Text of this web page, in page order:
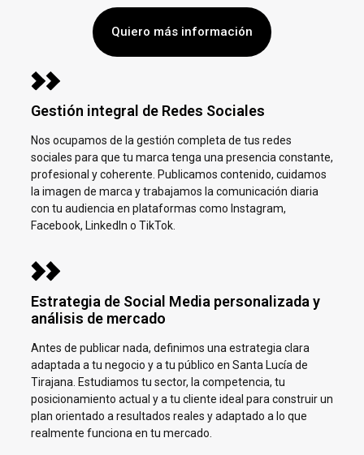
Quiero más información
Gestión integral de Redes Sociales
Nos ocupamos de la gestión completa de tus redes
sociales para que tu marca tenga una presencia constante,
profesional y coherente. Publicamos contenido, cuidamos
la imagen de marca y trabajamos la comunicación diaria
con tu audiencia en plataformas como Instagram,
Facebook, LinkedIn o TikTok.
Estrategia de Social Media personalizada y
análisis de mercado
Antes de publicar nada, definimos una estrategia clara
adaptada a tu negocio y a tu público en Santa Lucía de
Tirajana. Estudiamos tu sector, la competencia, tu
posicionamiento actual y a tu cliente ideal para construir un
plan orientado a resultados reales y adaptado a lo que
realmente funciona en tu mercado.